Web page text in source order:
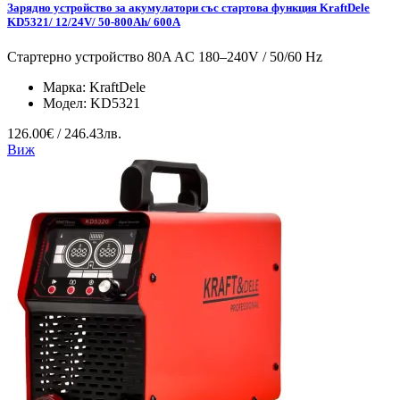
Зарядно устройство за акумулатори със стартова функция KraftDele
KD5321/ 12/24V/ 50-800Ah/ 600A
Стартерно устройство 80A AC 180–240V / 50/60 Hz
Марка: KraftDele
Модел: KD5321
126.00€ / 246.43лв.
Виж